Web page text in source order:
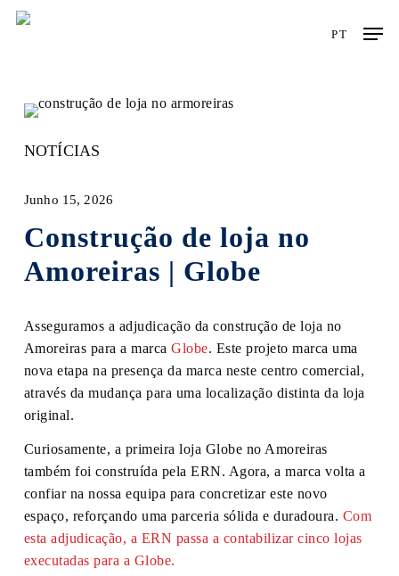
Skip
PT
NOTÍCIAS
Junho 15, 2026
Construção de loja no
Amoreiras | Globe
Asseguramos a adjudicação da construção de loja no
Amoreiras para a marcaGlobe. Este projeto marca uma
nova etapa na presença da marca neste centro comercial,
através da mudança para uma localização distinta da loja
original.
Curiosamente, a primeira loja Globe no Amoreiras
também foi construída pela ERN. Agora, a marca volta a
confiar na nossa equipa para concretizar este novo
espaço, reforçando uma parceria sólida e duradoura. Com
esta adjudicação, a ERN passa a contabilizar cinco lojas
executadas para a Globe.